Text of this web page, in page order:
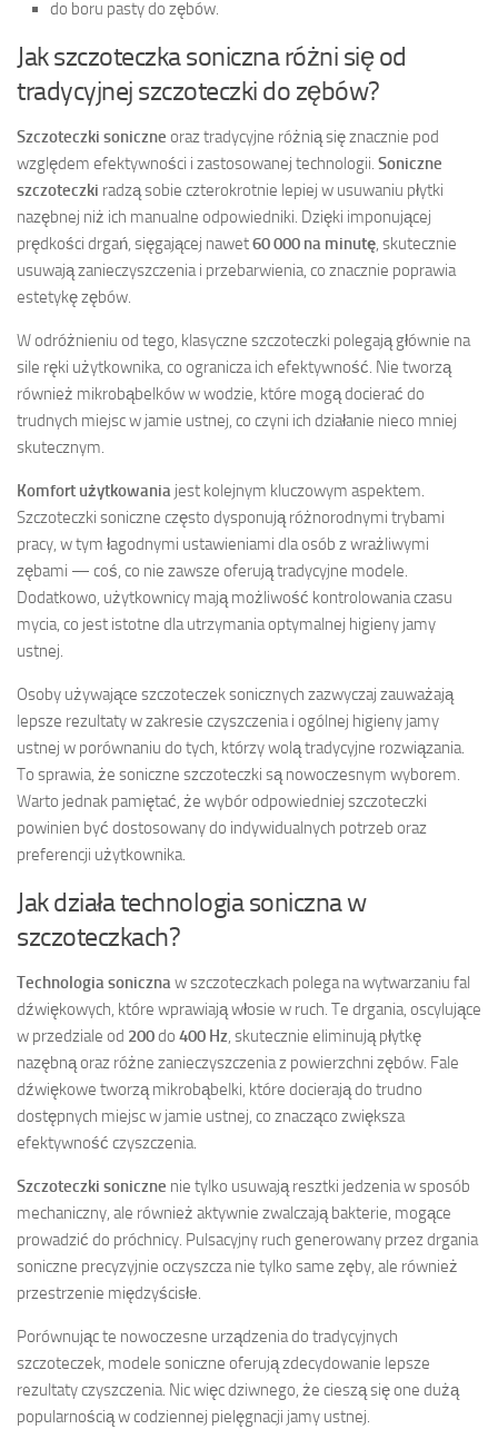
do boru pasty do zębów.
Jak szczoteczka soniczna różni się od
tradycyjnej szczoteczki do zębów?
Szczoteczki soniczne oraz tradycyjne różnią się znacznie pod
względem efektywności i zastosowanej technologii. Soniczne
szczoteczki radzą sobie czterokrotnie lepiej w usuwaniu płytki
nazębnej niż ich manualne odpowiedniki. Dzięki imponującej
prędkości drgań, sięgającej nawet60 000 na minutę, skutecznie
usuwają zanieczyszczenia i przebarwienia, co znacznie poprawia
estetykę zębów.
W odróżnieniu od tego, klasyczne szczoteczki polegają głównie na
sile ręki użytkownika, co ogranicza ich efektywność. Nie tworzą
również mikrobąbelków w wodzie, które mogą docierać do
trudnych miejsc w jamie ustnej, co czyni ich działanie nieco mniej
skutecznym.
Komfort użytkowania jest kolejnym kluczowym aspektem.
Szczoteczki soniczne często dysponują różnorodnymi trybami
pracy, w tym łagodnymi ustawieniami dla osób z wrażliwymi
zębami — coś, co nie zawsze oferują tradycyjne modele.
Dodatkowo, użytkownicy mają możliwość kontrolowania czasu
mycia, co jest istotne dla utrzymania optymalnej higieny jamy
ustnej.
Osoby używające szczoteczek sonicznych zazwyczaj zauważają
lepsze rezultaty w zakresie czyszczenia i ogólnej higieny jamy
ustnej w porównaniu do tych, którzy wolą tradycyjne rozwiązania.
To sprawia, że soniczne szczoteczki są nowoczesnym wyborem.
Warto jednak pamiętać, że wybór odpowiedniej szczoteczki
powinien być dostosowany do indywidualnych potrzeb oraz
preferencji użytkownika.
Jak działa technologia soniczna w
szczoteczkach?
Technologia sonicznaw szczoteczkach polega na wytwarzaniu fal
dźwiękowych, które wprawiają włosie w ruch. Te drgania, oscylujące
w przedziale od 200do 400 Hz, skutecznie eliminują płytkę
nazębną oraz różne zanieczyszczenia z powierzchni zębów. Fale
dźwiękowe tworzą mikrobąbelki, które docierają do trudno
dostępnych miejsc w jamie ustnej, co znacząco zwiększa
efektywność czyszczenia.
Szczoteczki soniczne nie tylko usuwają resztki jedzenia w sposób
mechaniczny, ale również aktywnie zwalczają bakterie, mogące
prowadzić do próchnicy. Pulsacyjny ruch generowany przez drgania
soniczne precyzyjnie oczyszcza nie tylko same zęby, ale również
przestrzenie międzyścisłe.
Porównując te nowoczesne urządzenia do tradycyjnych
szczoteczek, modele soniczne oferują zdecydowanie lepsze
rezultaty czyszczenia. Nic więc dziwnego, że cieszą się one dużą
popularnością w codziennej pielęgnacji jamy ustnej.